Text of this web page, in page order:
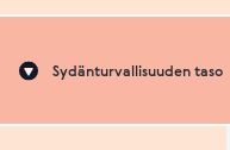
Sydänturvallisuuden taso